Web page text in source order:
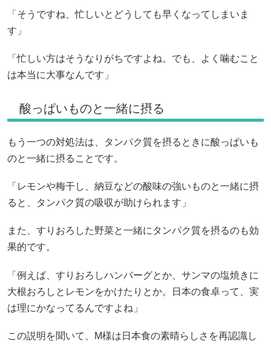
「そうですね、忙しいとどうしても早くなってしまいま
す」
「忙しい方はそうなりがちですよね。でも、よく噛むこと
は本当に大事なんです」
酸っぱいものと一緒に摂る
もう一つの対処法は、タンパク質を摂るときに酸っぱいも
のと一緒に摂ることです。
「レモンや梅干し、納豆などの酸味の強いものと一緒に摂
ると、タンパク質の吸収が助けられます」
また、すりおろした野菜と一緒にタンパク質を摂るのも効
果的です。
「例えば、すりおろしハンバーグとか、サンマの塩焼きに
大根おろしとレモンをかけたりとか。日本の食卓って、実
は理にかなってるんですよね」
この説明を聞いて、M様は日本食の素晴らしさを再認識し